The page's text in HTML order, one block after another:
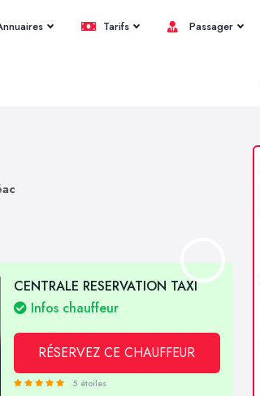
Tarifs Passager
CENTRALE RESERVATION TAXI
Infos chauffeur
RÉSERVEZ CE CHAUFFEUR
5 étoiles